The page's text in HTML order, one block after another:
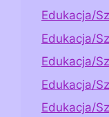
Edukacja/
Edukacja/
Edukacja/
Edukacja/
Edukacja/